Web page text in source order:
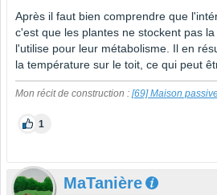
Après il faut bien comprendre que
c'est que les plantes ne stockent pas
l'utilise pour leur métabolisme. Il en
la température sur le toit, ce qui peut
Mon récit de construction : [69] Maison
1
MaTanière